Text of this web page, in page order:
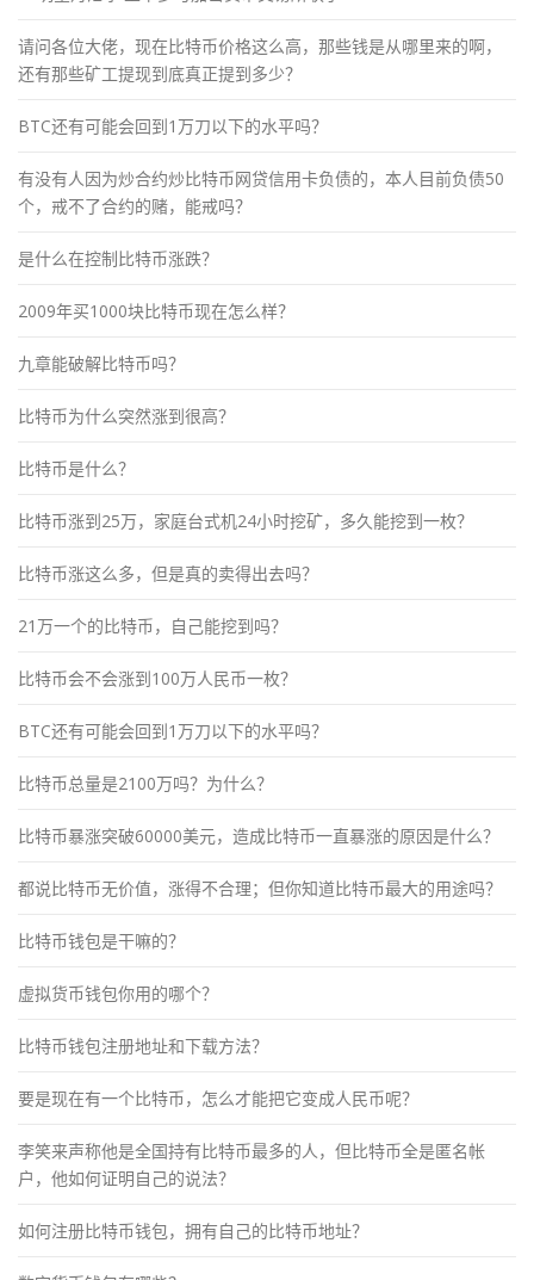
请问各位大佬，现在比特币价格这么高，那些钱是从哪里来的啊，
还有那些矿工提现到底真正提到多少？
BTC还有可能会回到1万刀以下的水平吗？
有没有人因为炒合约炒比特币网贷信用卡负债的，本人目前负债50
个，戒不了合约的赌，能戒吗？
是什么在控制比特币涨跌？
2009年买1000块比特币现在怎么样？
九章能破解比特币吗？
比特币为什么突然涨到很高？
比特币是什么？
比特币涨到25万，家庭台式机24小时挖矿，多久能挖到一枚？
比特币涨这么多，但是真的卖得出去吗？
21万一个的比特币，自己能挖到吗？
比特币会不会涨到100万人民币一枚？
BTC还有可能会回到1万刀以下的水平吗？
比特币总量是2100万吗？为什么？
比特币暴涨突破60000美元，造成比特币一直暴涨的原因是什么？
都说比特币无价值，涨得不合理；但你知道比特币最大的用途吗？
比特币钱包是干嘛的？
虚拟货币钱包你用的哪个？
比特币钱包注册地址和下载方法？
要是现在有一个比特币，怎么才能把它变成人民币呢？
李笑来声称他是全国持有比特币最多的人，但比特币全是匿名帐
户，他如何证明自己的说法？
如何注册比特币钱包，拥有自己的比特币地址？